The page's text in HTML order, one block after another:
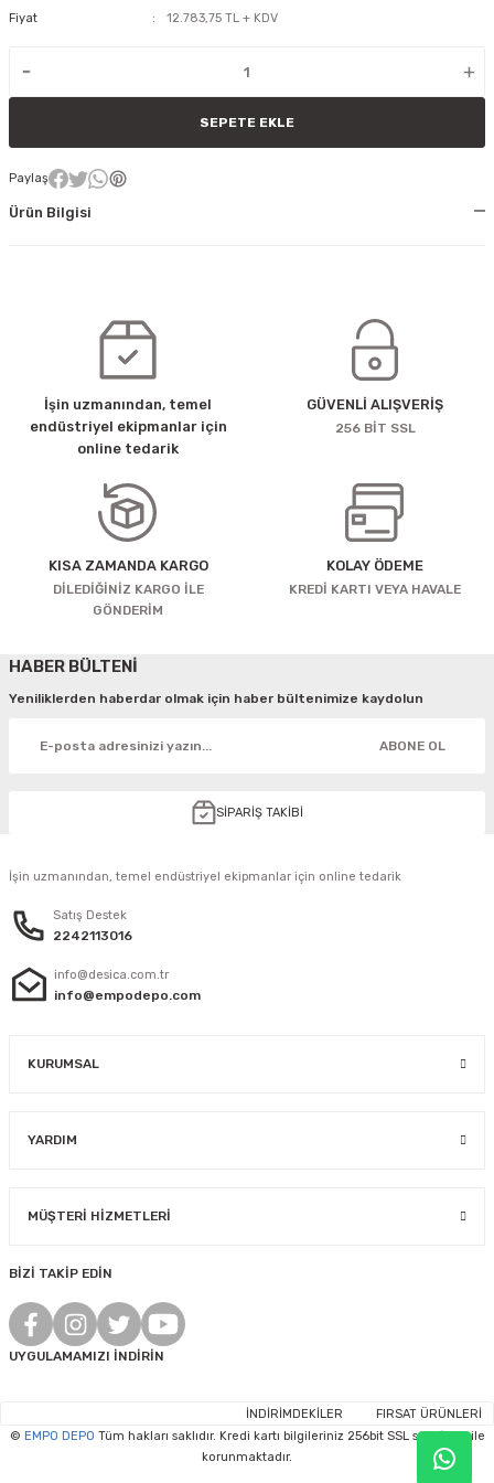
Fiyat
12.783,75 TL + KDV
SEPETE EKLE
Paylaş
Ürün Bilgisi
İşin uzmanından, temel
endüstriyel ekipmanlar için
online tedarik
GÜVENLİ ALIŞVERİŞ
256 BİT SSL
KISA ZAMANDA KARGO
DİLEDİĞİNİZ KARGO İLE
GÖNDERİM
KOLAY ÖDEME
KREDİ KARTI VEYA HAVALE
HABER BÜLTENİ
Yeniliklerden haberdar olmak için haber bültenimize kaydolun
ABONE OL
SİPARİŞ TAKİBİ
İşin uzmanından, temel endüstriyel ekipmanlar için online tedarik
Satış Destek
2242113016
info@desica.com.tr
info@empodepo.com
KURUMSAL
YARDIM
MÜŞTERİ HİZMETLERİ
BİZİ TAKİP EDİN
UYGULAMAMIZI İNDİRİN
İNDİRİMDEKİLER
FIRSAT ÜRÜNLERİ
© EMPO DEPO Tüm hakları saklıdır. Kredi kartı bilgileriniz 256bit SSL sertifikası ile
korunmaktadır.